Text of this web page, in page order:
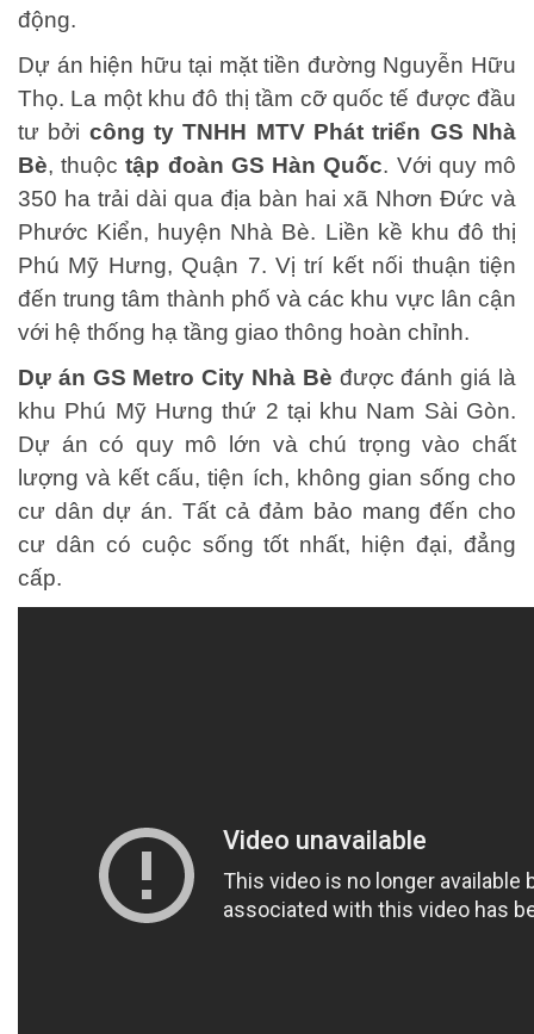
động.
Dự án hiện hữu tại mặt tiền đường Nguyễn Hữu
Thọ. La một khu đô thị tầm cỡ quốc tế được đầu
tư bởi công ty TNHH MTV Phát triển GS Nhà
Bè, thuộctập đoàn GS Hàn Quốc. Với quy mô
350 ha trải dài qua địa bàn hai xã Nhơn Đức và
Phước Kiển, huyện Nhà Bè. Liền kề khu đô thị
Phú Mỹ Hưng, Quận 7. Vị trí kết nối thuận tiện
đến trung tâm thành phố và các khu vực lân cận
với hệ thống hạ tầng giao thông hoàn chỉnh.
Dự án GS Metro City Nhà Bè được đánh giá là
khu Phú Mỹ Hưng thứ 2 tại khu Nam Sài Gòn.
Dự án có quy mô lớn và chú trọng vào chất
lượng và kết cấu, tiện ích, không gian sống cho
cư dân dự án. Tất cả đảm bảo mang đến cho
cư dân có cuộc sống tốt nhất, hiện đại, đẳng
cấp.